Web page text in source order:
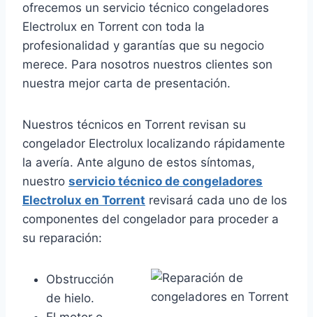
ofrecemos un servicio técnico congeladores
Electrolux en Torrent con toda la
profesionalidad y garantías que su negocio
merece. Para nosotros nuestros clientes son
nuestra mejor carta de presentación.
Nuestros técnicos en Torrent revisan su
congelador Electrolux localizando rápidamente
la avería. Ante alguno de estos síntomas,
nuestro servicio técnico de congeladores
Electrolux en Torrent revisará cada uno de los
componentes del congelador para proceder a
su reparación:
Obstrucción
de hielo.